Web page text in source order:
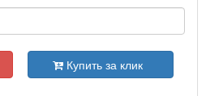
Купить за клик